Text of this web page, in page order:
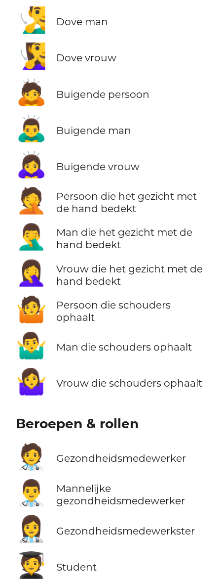
🧏‍♂️ Dove man
🧏‍♀️ Dove vrouw
🙇 Buigende persoon
🙇‍♂️ Buigende man
🙇‍♀️ Buigende vrouw
🤦
Persoon die het gezicht met
de hand bedekt
🤦‍♂️
Man die het gezicht met de
hand bedekt
🤦‍♀️
Vrouw die het gezicht met de
hand bedekt
🤷
Persoon die schouders
ophaalt
🤷‍♂️ Man die schouders ophaalt
🤷‍♀️ Vrouw die schouders ophaalt
Beroepen & rollen
🧑‍⚕️ Gezondheidsmedewerker
👨‍⚕️
Mannelijke
gezondheidsmedewerker
👩‍⚕️ Gezondheidsmedewerkster
🧑‍🎓 Student